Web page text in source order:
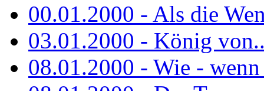
00.01.2000 - Als die
03.01.2000 - König
08.01.2000 - Wie -